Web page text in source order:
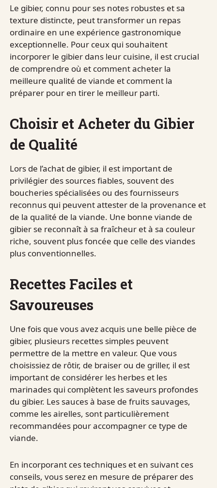
Le gibier, connu pour ses notes robustes et sa
texture distincte, peut transformer un repas
ordinaire en une expérience gastronomique
exceptionnelle. Pour ceux qui souhaitent
incorporer le gibier dans leur cuisine, il est crucial
de comprendre où et comment acheter la
meilleure qualité de viande et comment la
préparer pour en tirer le meilleur parti.
Choisir et Acheter du Gibier
de Qualité
Lors de l’achat de gibier, il est important de
privilégier des sources fiables, souvent des
boucheries spécialisées ou des fournisseurs
reconnus qui peuvent attester de la provenance et
de la qualité de la viande. Une bonne viande de
gibier se reconnaît à sa fraîcheur et à sa couleur
riche, souvent plus foncée que celle des viandes
plus conventionnelles.
Recettes Faciles et
Savoureuses
Une fois que vous avez acquis une belle pièce de
gibier, plusieurs recettes simples peuvent
permettre de la mettre en valeur. Que vous
choisissiez de rôtir, de braiser ou de griller, il est
important de considérer les herbes et les
marinades qui complètent les saveurs profondes
du gibier. Les sauces à base de fruits sauvages,
comme les airelles, sont particulièrement
recommandées pour accompagner ce type de
viande.
En incorporant ces techniques et en suivant ces
conseils, vous serez en mesure de préparer des